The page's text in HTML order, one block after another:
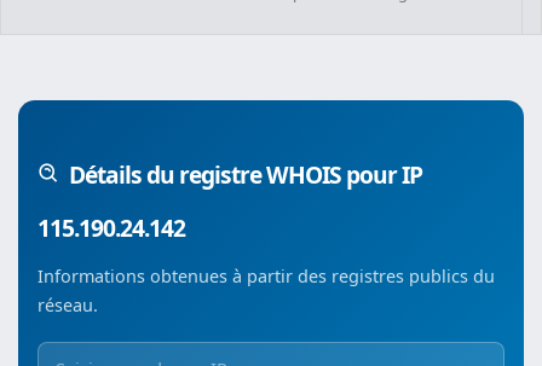
Détails du registre WHOIS pour IP
115.190.24.142
Informations obtenues à partir des registres publics du
réseau.